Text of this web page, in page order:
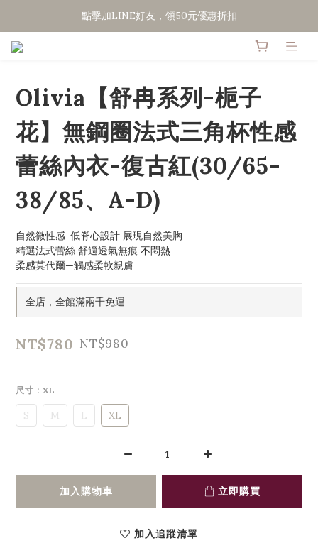
點擊加LINE好友，領50元優惠折扣
點擊加LINE好友，領50元優惠折扣
Olivia【舒冉系列-梔子
花】無鋼圈法式三角杯性感
蕾絲內衣-復古紅(30/65-
38/85、A-D)
自然微性感-低脊心設計 展現自然美胸
精選法式蕾絲 舒適透氣無痕 不悶熱
柔感莫代爾—觸感柔軟親膚
全店，全館滿兩千免運
NT$780 NT$980
尺寸 : XL
S M L XL
加入購物車 立即購買
加入追蹤清單